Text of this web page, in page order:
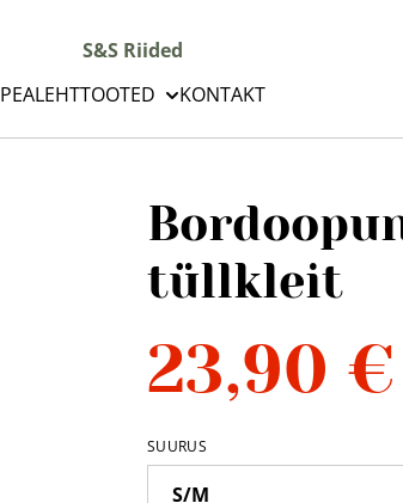
S&S Riided
PEALEHTTOOTED KONTAKT
tüllkleit
23,90 €
SUURUS